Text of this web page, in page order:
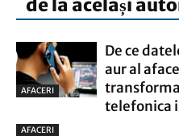
de la același
AFACERI
De ce
aur al
telefonica
AFACERI